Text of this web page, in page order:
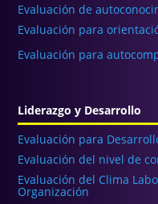
Evaluación de
Evaluación para
Evaluación para
Liderazgo y Desarrollo
Evaluación para
Evaluación del nivel de
Evaluación del Clima
Organización